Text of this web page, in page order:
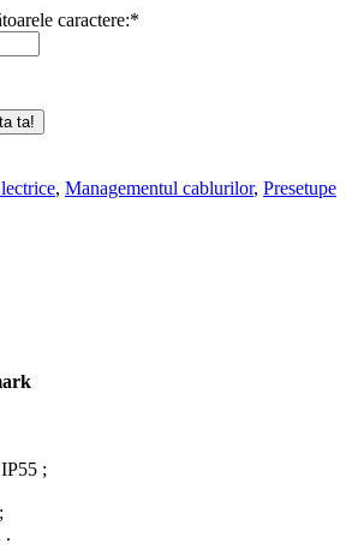
caractere:*
ta!
, Managementul cablurilor, Presetupe
;
.